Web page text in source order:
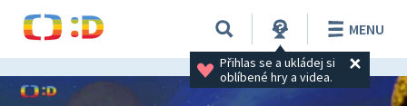
Přihlas se a ukládej si
oblíbené hry a videa.
MENU